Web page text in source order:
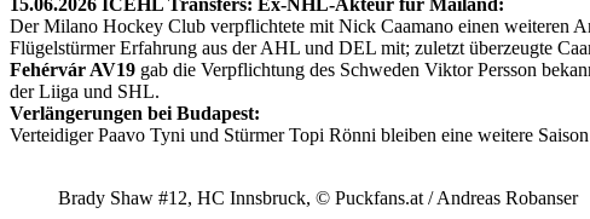
Der Milano Hockey Club verpflichtete mit Nick Caamano einen weiteren
Flügelstürmer Erfahrung aus der AHL und DEL mit; zuletzt überzeugte
Fehérvár AV19 gab die Verpflichtung des Schweden Viktor Persson
der Liiga und SHL.
Verlängerungen bei Budapest:
Verteidiger Paavo Tyni und Stürmer Topi Rönni bleiben eine weitere
Brady Shaw #12, HC Innsbruck, © Puckfans.at / Andreas Robanser